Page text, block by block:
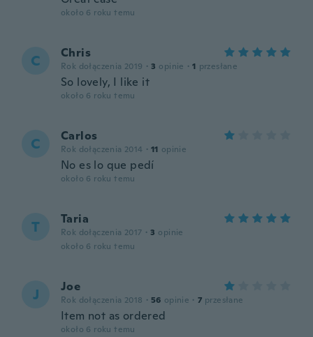
około 6 roku temu
C Chris
Rok dołączenia 2019 · 3 opinie · 1 przesłane
So lovely, I like it
około 6 roku temu
C Carlos
Rok dołączenia 2014 · 11 opinie
No es lo que pedí
około 6 roku temu
T Taria
Rok dołączenia 2017 · 3 opinie
około 6 roku temu
J Joe
Rok dołączenia 2018 · 56 opinie · 7 przesłane
Item not as ordered
około 6 roku temu